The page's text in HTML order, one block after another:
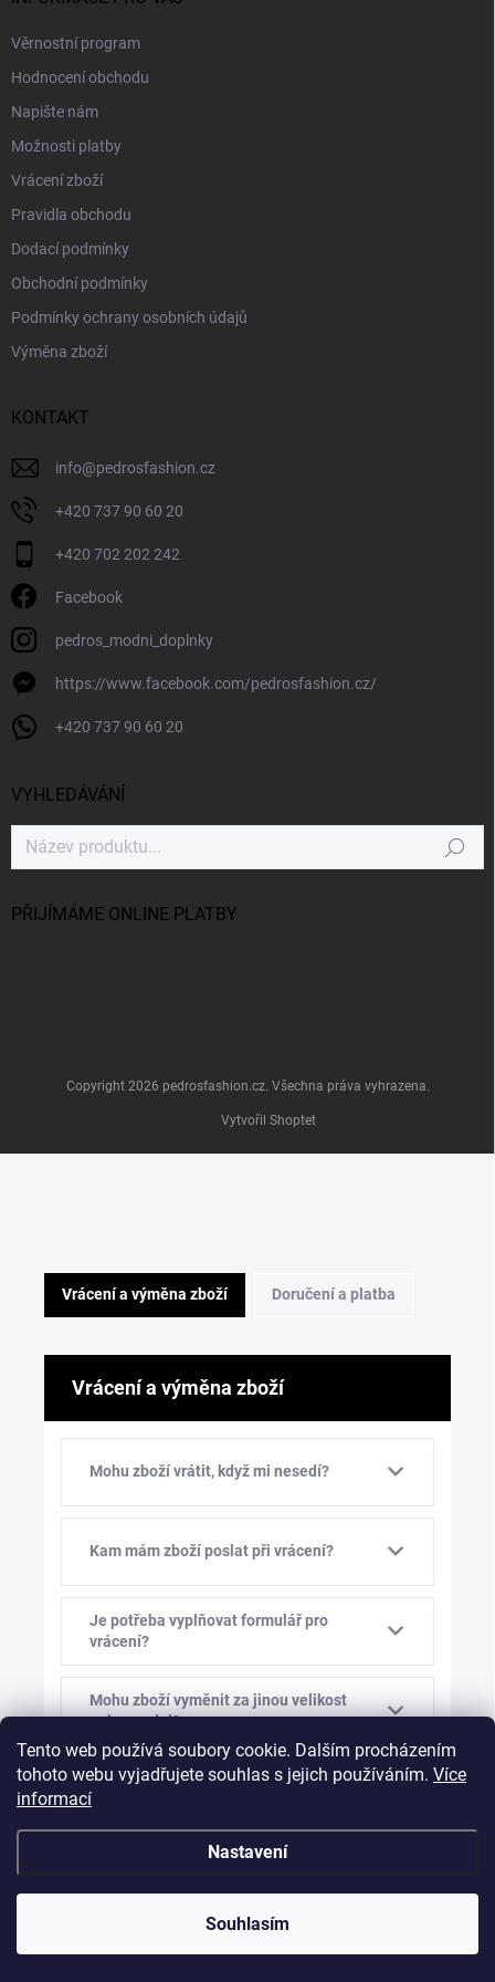
Tento web používá soubory cookie. Dalším procházením
tohoto webu vyjadřujete souhlas s jejich používáním. Více
informací
Nastavení
Souhlasím
Věrnostní program
Hodnocení obchodu
Napište nám
Možnosti platby
Vrácení zboží
Pravidla obchodu
Dodací podmínky
Obchodní podmínky
Podmínky ochrany osobních údajů
Výměna zboží
KONTAKT
info@pedrosfashion.cz
+420 737 90 60 20
+420 702 202 242
Facebook
pedros_modni_doplnky
https://www.facebook.com/pedrosfashion.cz/
+420 737 90 60 20
VYHLEDÁVÁNÍ
Hledat
PŘIJÍMÁME ONLINE PLATBY
Vytvořil Shoptet
Copyright 2026 pedrosfashion.cz. Všechna práva vyhrazena.
Vrácení a výměna zboží Doručení a platba
Vrácení a výměna zboží
Mohu zboží vrátit, když mi nesedí?
Kam mám zboží poslat při vrácení?
Je potřeba vyplňovat formulář pro
vrácení?
Mohu zboží vyměnit za jinou velikost
nebo model?
Kolik stojí výměna zboží?